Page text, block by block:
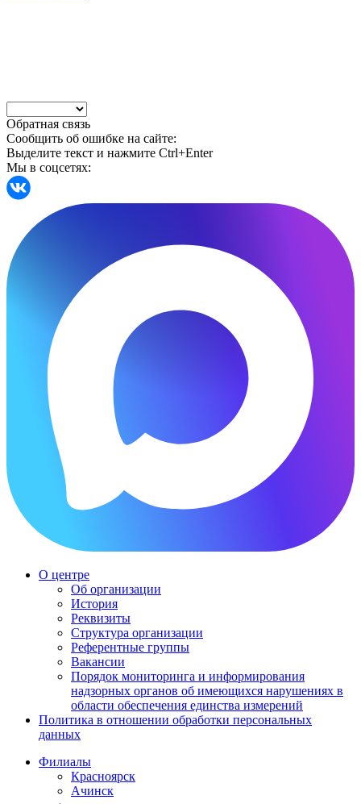
Обратная связь
Сообщить об ошибке на сайте:
Выделите текст и нажмите Ctrl+Enter
Мы в соцсетях:
О центре
Об организации
История
Реквизиты
Структура организации
Референтные группы
Вакансии
Порядок мониторинга и информирования
надзорных органов об имеющихся нарушениях в
области обеспечения единства измерений
Политика в отношении обработки персональных
данных
Филиалы
Красноярск
Ачинск